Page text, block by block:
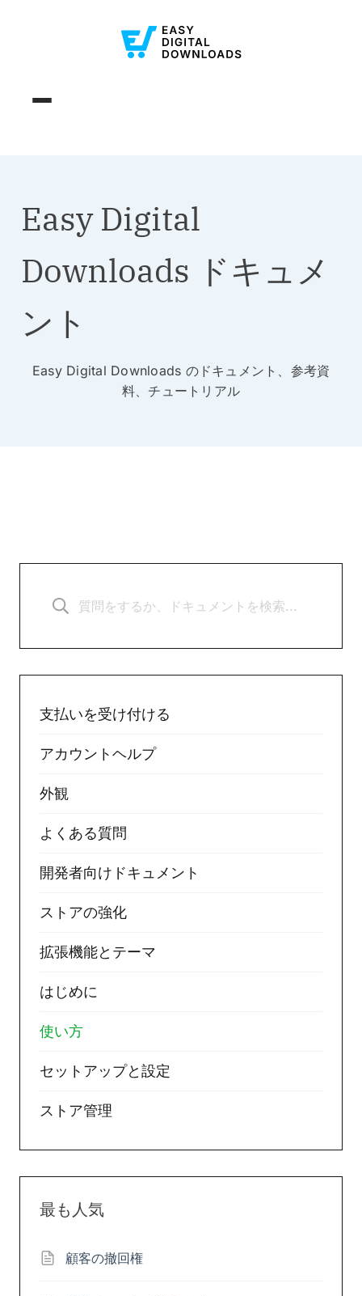
Easy Digital
Downloads ドキュメ
ント
Easy Digital Downloads のドキュメント、参考資
料、チュートリアル
支払いを受け付ける
アカウントヘルプ
外観
よくある質問
開発者向けドキュメント
ストアの強化
拡張機能とテーマ
はじめに
使い方
セットアップと設定
ストア管理
最も人気
顧客の撤回権